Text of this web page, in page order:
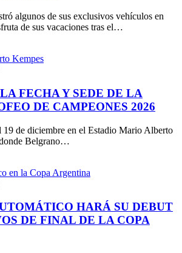
algunos de sus exclusivos vehículos en
de sus vacaciones tras el…
FECHA Y SEDE DE LA
DE CAMPEONES 2026
19 de diciembre en el Estadio Mario Alberto
Belgrano…
HARÁ SU DEBUT
DE FINAL DE LA COPA